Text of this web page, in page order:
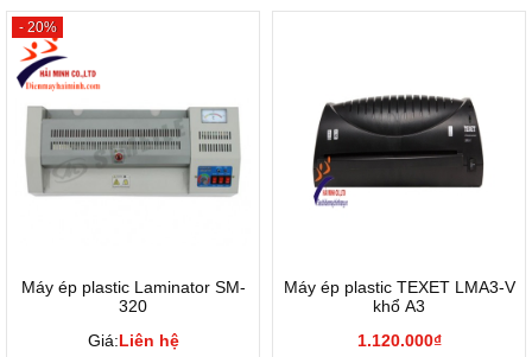
- 20%
Máy ép plastic Laminator SM-
320
Giá:Liên hệ
Máy ép plastic TEXET LMA3-V
khổ A3
1.120.000₫